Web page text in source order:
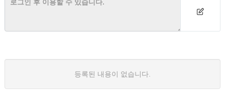
등록된 내용이 없습니다.